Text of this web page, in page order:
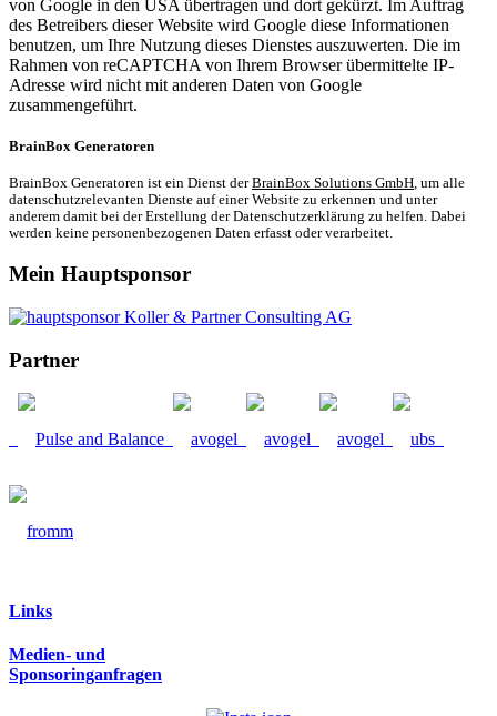
von Google in den USA übertragen und dort gekürzt. Im Auftrag
des Betreibers dieser Website wird Google diese Informationen
benutzen, um Ihre Nutzung dieses Dienstes auszuwerten. Die im
Rahmen von reCAPTCHA von Ihrem Browser übermittelte IP-
Adresse wird nicht mit anderen Daten von Google
zusammengeführt.
BrainBox Generatoren
BrainBox Generatoren ist ein Dienst derBrainBox Solutions GmbH, um alle
datenschutzrelevanten Dienste auf einer Website zu erkennen und unter
anderem damit bei der Erstellung der Datenschutzerklärung zu helfen. Dabei
werden keine personenbezogenen Daten erfasst oder verarbeitet.
Mein Hauptsponsor
Partner
Links
Medien- und
Sponsoringanfragen